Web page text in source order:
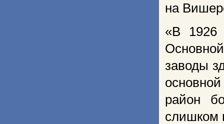
на
«В 1926
заводы
район
слишком